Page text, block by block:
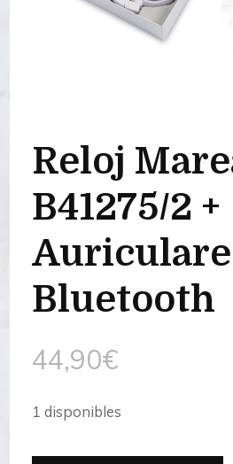
Reloj
B41275/2 +
Bluetooth
44,90€
1 disponibles
Reloj